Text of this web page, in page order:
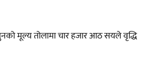
मूल्य तोलामा चार हजार आठ सयले वृद्धि